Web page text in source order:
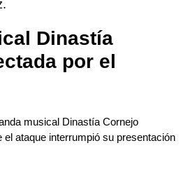
Dinastía
por el
musical Dinastía Cornejo
el ataque interrumpió su presentación